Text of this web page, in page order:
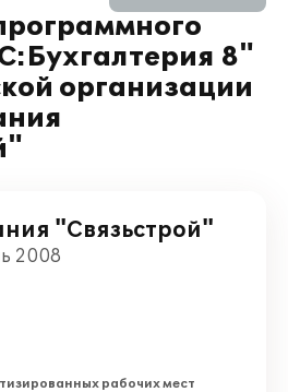
8"
организации
"Связьстрой"
2008
рабочих мест